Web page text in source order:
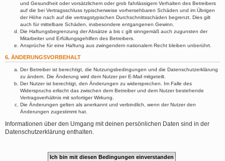
und Gesundheit oder vorsätzlichem oder grob fahrlässigem Verhalten des Betreibers
auf die bei Vertragsschluss typischerweise vorhersehbaren Schäden und im Übrigen
der Höhe nach auf die vertragstypischen Durchschnittsschäden begrenzt. Dies gilt
auch für mittelbare Schäden, insbesondere entgangenen Gewinn.
Die Haftungsbegrenzung der Absätze a bis c gilt sinngemäß auch zugunsten der
Mitarbeiter und Erfüllungsgehilfen des Betreibers.
Ansprüche für eine Haftung aus zwingendem nationalem Recht bleiben unberührt.
6. ÄNDERUNGSVORBEHALT
Der Betreiber ist berechtigt, die Nutzungsbedingungen und die Datenschutzerklärung
zu ändern. Die Änderung wird dem Nutzer per E-Mail mitgeteilt.
Der Nutzer ist berechtigt, den Änderungen zu widersprechen. Im Falle des
Widerspruchs erlischt das zwischen dem Betreiber und dem Nutzer bestehende
Vertragsverhältnis mit sofortiger Wirkung.
Die Änderungen gelten als anerkannt und verbindlich, wenn der Nutzer den
Änderungen zugestimmt hat.
Informationen über den Umgang mit deinen persönlichen Daten sind in der
Datenschutzerklärung enthalten.